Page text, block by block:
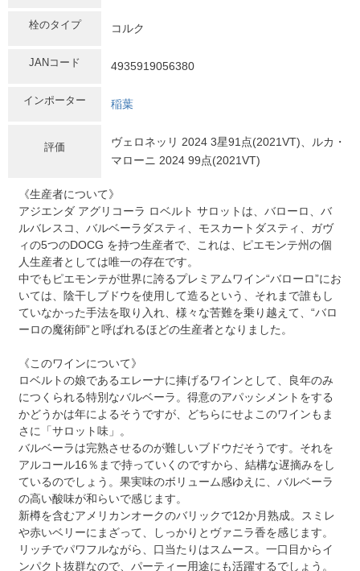
栓のタイプ コルク
JANコード 4935919056380
インポーター 稲葉
評価
ヴェロネッリ 2024 3星91点(2021VT)、ルカ・
マローニ 2024 99点(2021VT)
《生産者について》
アジエンダ アグリコーラ ロベルト サロットは、バローロ、バ
ルバレスコ、バルベーラダスティ、モスカートダスティ、ガヴ
ィの5つのDOCG を持つ生産者で、これは、ピエモンテ州の個
人生産者としては唯一の存在です。
中でもピエモンテが世界に誇るプレミアムワイン“バローロ”にお
いては、陰干しブドウを使用して造るという、それまで誰もし
ていなかった手法を取り入れ、様々な苦難を乗り越えて、“バロ
ーロの魔術師”と呼ばれるほどの生産者となりました。
《このワインについて》
ロベルトの娘であるエレーナに捧げるワインとして、良年のみ
につくられる特別なバルベーラ。得意のアパッシメントをする
かどうかは年によるそうですが、どちらにせよこのワインもま
さに「サロット味」。
バルベーラは完熟させるのが難しいブドウだそうです。それを
アルコール16％まで持っていくのですから、結構な遅摘みをし
ているのでしょう。果実味のボリューム感ゆえに、バルベーラ
の高い酸味が和らいで感じます。
新樽を含むアメリカンオークのバリックで12か月熟成。スミレ
や赤いベリーにまざって、しっかりとヴァニラ香を感じます。
リッチでパワフルながら、口当たりはスムース。一口目からイ
ンパクト抜群なので、パーティー用途にも活躍するでしょう。